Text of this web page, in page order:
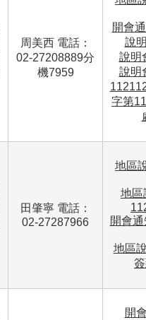
周美西 電話：
02-27208889分
機7959
開會
說
說明
說明
字第
田肇寧 電話：
02-27287966
地區
地區
開會
地區
開